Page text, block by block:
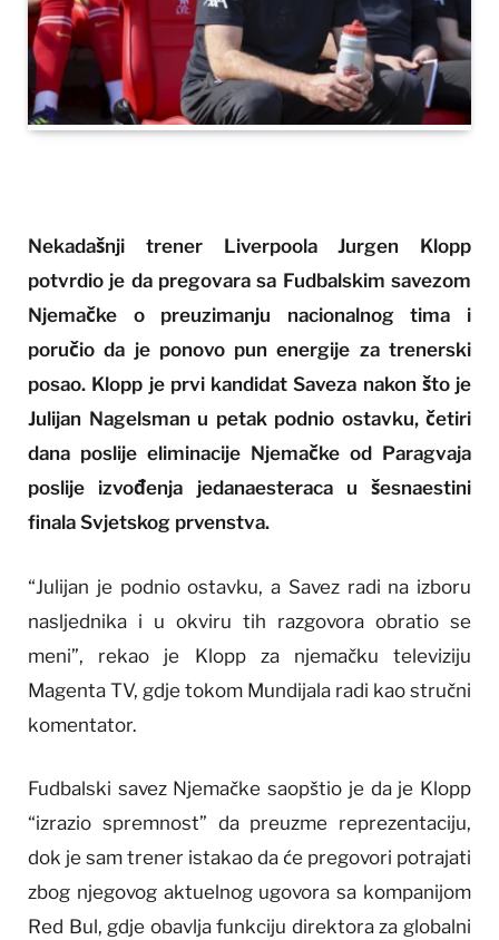
Nekadašnji trener Liverpoola Jurgen Klopp
potvrdio je da pregovara sa Fudbalskim savezom
Njemačke o preuzimanju nacionalnog tima i
poručio da je ponovo pun energije za trenerski
posao. Klopp je prvi kandidat Saveza nakon što je
Julijan Nagelsman u petak podnio ostavku, četiri
dana poslije eliminacije Njemačke od Paragvaja
poslije izvođenja jedanaesteraca u šesnaestini
finala Svjetskog prvenstva.
“Julijan je podnio ostavku, a Savez radi na izboru
nasljednika i u okviru tih razgovora obratio se
meni”, rekao je Klopp za njemačku televiziju
Magenta TV, gdje tokom Mundijala radi kao stručni
komentator.
Fudbalski savez Njemačke saopštio je da je Klopp
“izrazio spremnost” da preuzme reprezentaciju,
dok je sam trener istakao da će pregovori potrajati
zbog njegovog aktuelnog ugovora sa kompanijom
Red Bul, gdje obavlja funkciju direktora za globalni